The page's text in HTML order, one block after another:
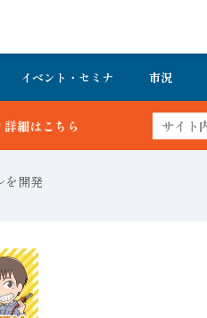
イベント・セミナ 市況
を開発